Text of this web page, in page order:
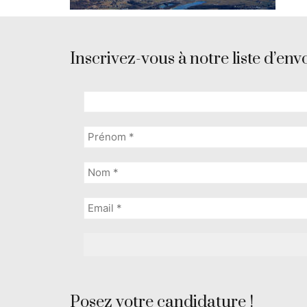
Inscrivez-vous à notre liste
Posez votre candidature !